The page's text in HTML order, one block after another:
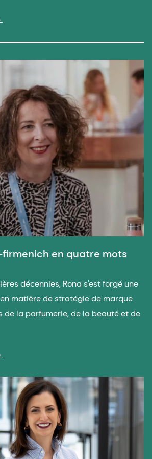
firmenich en quatre mots
décennies, Rona s'est forgé une
matière de stratégie de marque
de la parfumerie, de la beauté et de